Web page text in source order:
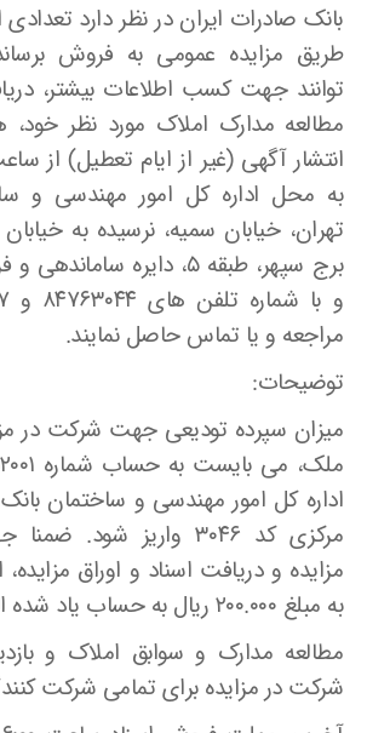
بانک صادرات ایران در نظر دارد تعدادی
طریق مزایده عمومی به فروش
توانند جهت کسب اطلاعات بیشتر،
مطالعه مدارک املاک مورد نظر خود،
به محل اداره کل امور مهندسی و
برج سپهر، طبقه ۵، دایره
مراجعه و یا تماس حاصل نمایند.
توضیحات:
میزان سپرده تودیعی جهت شرکت در
اداره کل امور مهندسی و ساختمان
مرکزی کد ۳۰۴۶ واریز
مزایده و دریافت اسناد و اوراق
به مبلغ ۲۰۰.۰۰۰ ریال به حساب یاد شده الزامی است.
مطالعه مدارک و سوابق املاک و
شرکت در مزایده برای تمامی شرکت